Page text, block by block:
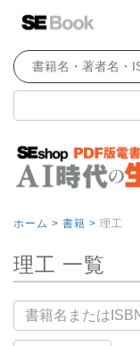
ホーム > 書籍 > 理工
理工 一覧
書籍名